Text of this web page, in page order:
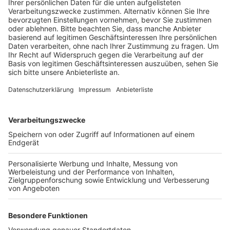
Anzeige
"Planschemalöör" auf der Bühne
Kurz vor den Kommunalwahlen ruft das Klimabündnis
„Fridays for Future“ am Freitag (12.09.) noch einmal zu
einer Demo in der Kölner Innenstadt auf. Unter dem
Motto „Köln kann Klima“ soll ein Zeichen für eine
klimaneutrale Zukunft gesetzt werden. Los geht es
heute Freitagnachmittag um 17:00 Uhr auf dem
Heumarkt. Neben Redebeiträgen soll auch die Kölsche
soll das Ganze mit einem gemeinsamen Picknick –
erwartet werden mehrere Hundert Teilnehmer.